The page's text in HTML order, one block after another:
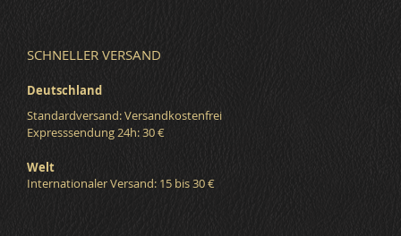
SCHNELLER VERSAND
Deutschland
Standardversand: Versandkostenfrei
Expresssendung 24h: 30 €
Welt
Internationaler Versand: 15 bis 30 €